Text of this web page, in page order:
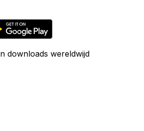
downloads wereldwijd